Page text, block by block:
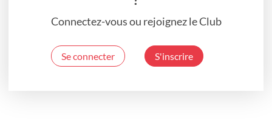
Connectez-vous ou rejoignez le Club
Se connecter S'inscrire